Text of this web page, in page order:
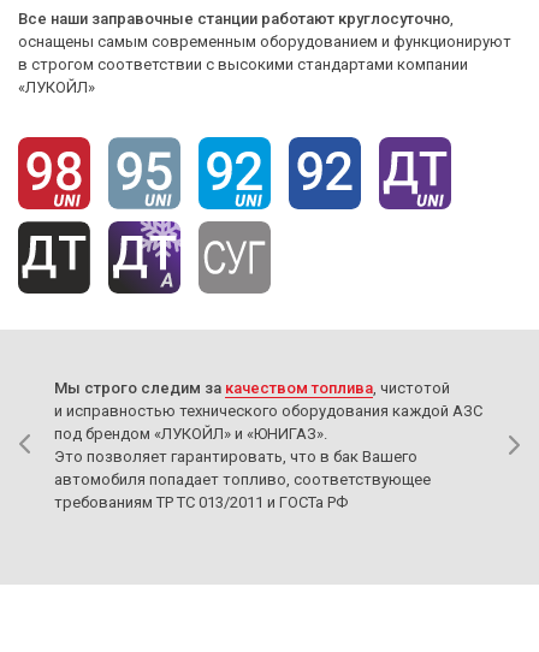
Все наши заправочные станции работают круглосуточно
оснащены самым современным оборудованием и функционируют
в строгом соответствии с высокими стандартами компании
«ЛУКОЙЛ»
Мы строго следим за качеством топлива , чистотой
и исправностью технического оборудования каждой АЗС
под брендом «ЛУКОЙЛ» и «ЮНИГАЗ».
Это позволяет гарантировать, что в бак Вашего
автомобиля попадает топливо, соответствующее
требованиям ТР ТС 013/2011 и ГОСТа РФ